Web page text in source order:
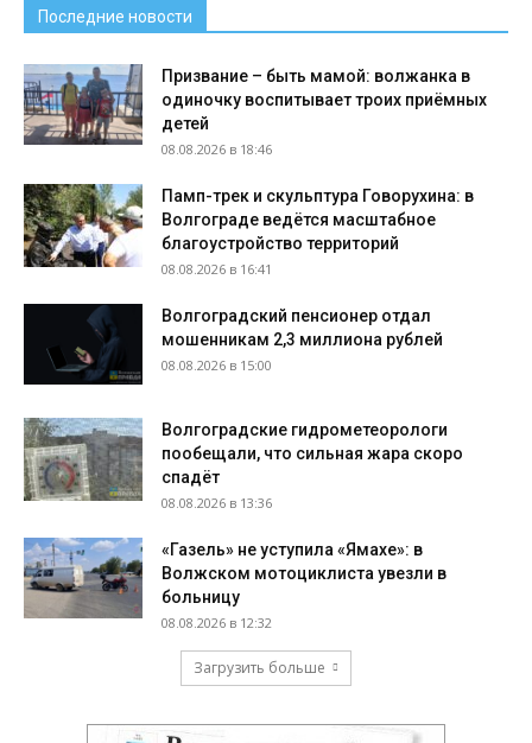
Последние новости
Призвание – быть мамой: волжанка в
одиночку воспитывает троих приёмных
детей
08.08.2026 в 18:46
Памп-трек и скульптура Говорухина: в
Волгограде ведётся масштабное
благоустройство территорий
08.08.2026 в 16:41
Волгоградский пенсионер отдал
мошенникам 2,3 миллиона рублей
08.08.2026 в 15:00
Волгоградские гидрометеорологи
пообещали, что сильная жара скоро
спадёт
08.08.2026 в 13:36
«Газель» не уступила «Ямахе»: в
Волжском мотоциклиста увезли в
больницу
08.08.2026 в 12:32
Загрузить больше